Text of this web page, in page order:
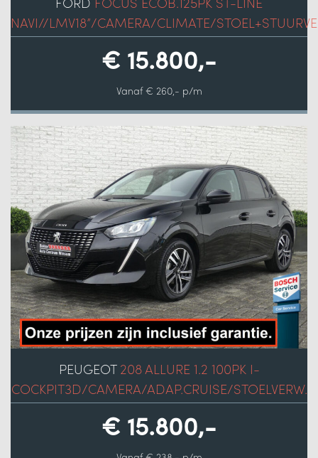
NAVI//LMV18”/CAMERA/CLIMATE/
€ 15.800,-
Vanaf € 260,- p/m
PEUGEOT208 ALLURE 1.2 100PK I-
COCKPIT3D/CAMERA/ADAP.CRUISE/STOELVERW.
€ 15.800,-